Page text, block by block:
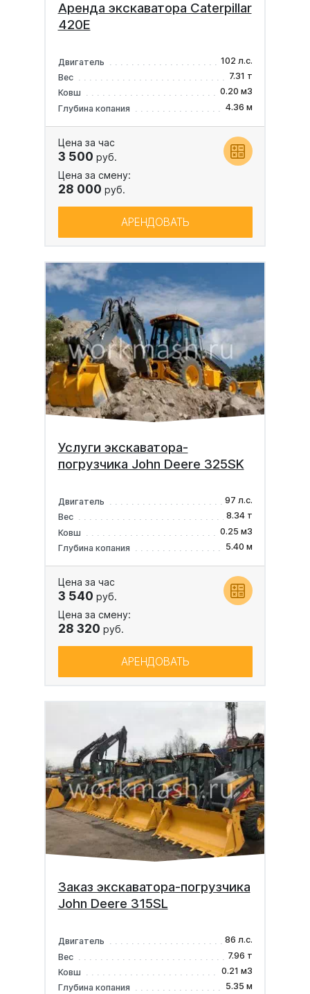
Аренда экскаватора Caterpillar
420E
Двигатель
102 л.с.
Вес
7.31 т
Ковш
0.20 м3
Глубина копания
4.36 м
Цена за час
3 500 руб.
Цена за смену:
28 000 руб.
АРЕНДОВАТЬ
Услуги экскаватора-
погрузчика John Deere 325SK
Двигатель
97 л.с.
Вес
8.34 т
Ковш
0.25 м3
Глубина копания
5.40 м
Цена за час
3 540 руб.
Цена за смену:
28 320 руб.
АРЕНДОВАТЬ
Заказ экскаватора-погрузчика
John Deere 315SL
Двигатель
86 л.с.
Вес
7.96 т
Ковш
0.21 м3
Глубина копания
5.35 м